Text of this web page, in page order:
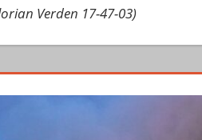
Verden 17-47-03)